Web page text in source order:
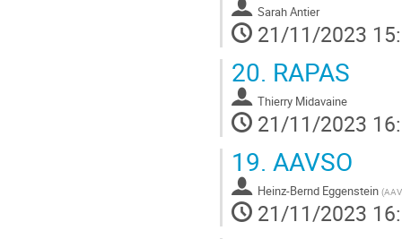
Sarah Antier
21/11/2023
20. RAPAS
Thierry Midavaine
21/11/2023
19. AAVSO
Heinz-Bernd Eggenstein (
21/11/2023